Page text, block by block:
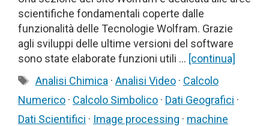
scientifiche fondamentali coperte dalle
funzionalità delle Tecnologie Wolfram. Grazie
agli sviluppi delle ultime versioni del software
sono state elaborate funzioni utili … [continua]
Tag
Analisi Chimica · Analisi Video· Calcolo
Numerico · Calcolo Simbolico · Dati Geografici ·
Dati Scientifici · Image processing · machine